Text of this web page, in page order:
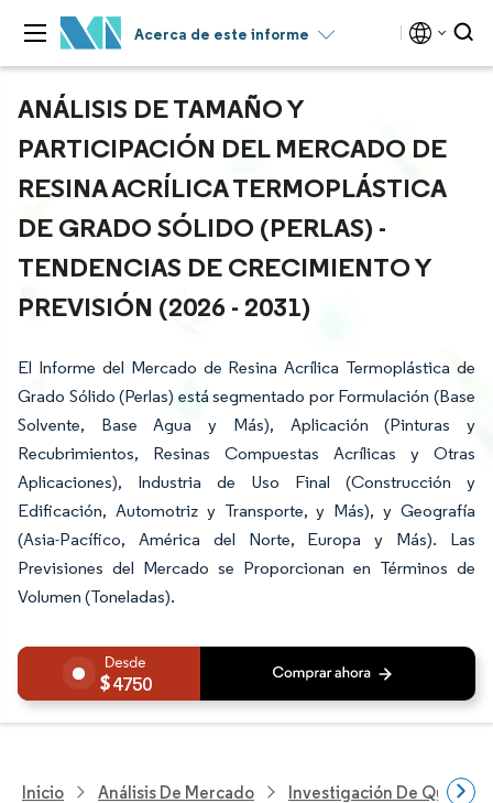
Acerca de este informe
ANÁLISIS DE TAMAÑO Y
PARTICIPACIÓN DEL MERCADO DE
RESINA ACRÍLICA TERMOPLÁSTICA
DE GRADO SÓLIDO (PERLAS) -
TENDENCIAS DE CRECIMIENTO Y
PREVISIÓN (2026 - 2031)
El Informe del Mercado de Resina Acrílica Termoplástica de
Grado Sólido (Perlas) está segmentado por Formulación (Base
Solvente, Base Agua y Más), Aplicación (Pinturas y
Recubrimientos, Resinas Compuestas Acrílicas y Otras
Aplicaciones), Industria de Uso Final (Construcción y
Edificación, Automotriz y Transporte, y Más), y Geografía
(Asia-Pacífico, América del Norte, Europa y Más). Las
Previsiones del Mercado se Proporcionan en Términos de
Volumen (Toneladas).
4750
Inicio Análisis De Mercado Investigación De